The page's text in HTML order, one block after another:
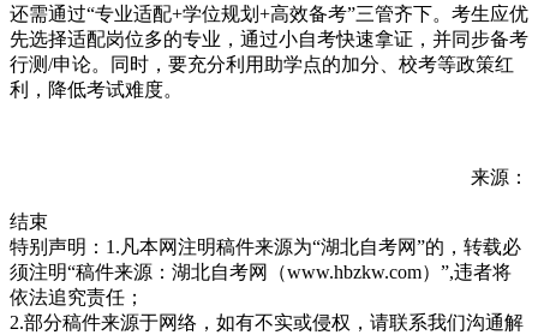
还需通过“专业适配+学位规划+高效备考”三管齐下。考生应优
先选择适配岗位多的专业，通过小自考快速拿证，并同步备考
行测/申论。同时，要充分利用助学点的加分、校考等政策红
利，降低考试难度。
来源：
结束
特别声明：1.凡本网注明稿件来源为“湖北自考网”的，转载必
须注明“稿件来源：湖北自考网（www.hbzkw.com）”,违者将
依法追究责任；
2.部分稿件来源于网络，如有不实或侵权，请联系我们沟通解